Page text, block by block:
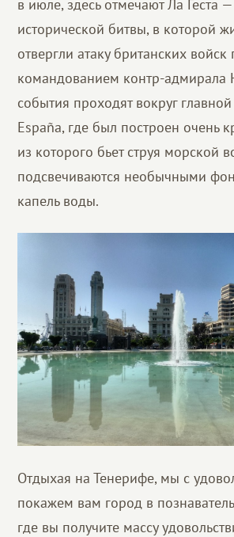
в июле, здесь отмечают Ла Геста
исторической битвы, в которой
отвергли атаку британских войск
командованием контр-адмирала
события проходят вокруг
España, где был построен очень
из которого бьет струя морской
подсвечиваются необычными
капель воды.
Отдыхая на Тенерифе, мы с
покажем вам город в
где вы получите массу